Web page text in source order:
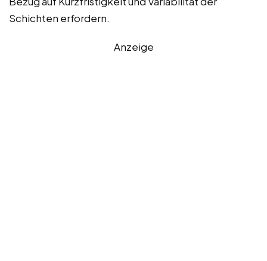
Schichten erfordern.
Anzeige